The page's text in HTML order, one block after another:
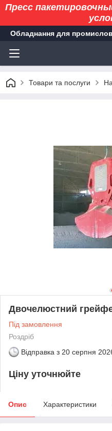
Пресс
Обладнання для
Товари та послуги
Двочелюстний
Під замовлення
Роздріб
Відправка з 20 серпня
Ціну уточнюйте
Опис Характеристики